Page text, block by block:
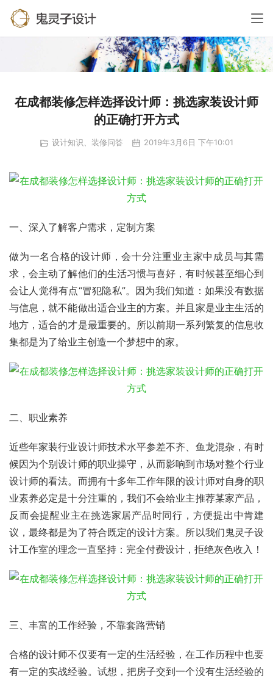
在成都装修怎样选择设计师：挑选家装设计师
的正确打开方式
设计知识、装修问答 2019年3月6日 下午10:01
一、深入了解客户需求，定制方案
做为一名合格的设计师，会十分注重业主家中成员与其需
求，会主动了解他们的生活习惯与喜好，有时候甚至细心到
会让人觉得有点“冒犯隐私”。因为我们知道：如果没有数据
与信息，就不能做出适合业主的方案。并且家是业主生活的
地方，适合的才是最重要的。所以前期一系列繁复的信息收
集都是为了给业主创造一个梦想中的家。
二、职业素养
近些年家装行业设计师技术水平参差不齐、鱼龙混杂，有时
候因为个别设计师的职业操守，从而影响到市场对整个行业
设计师的看法。而拥有十多年工作年限的设计师对自身的职
业素养必定是十分注重的，我们不会给业主推荐某家产品，
反而会提醒业主在挑选家居产品时同行，方便提出中肯建
议，最终都是为了符合既定的设计方案。所以我们鬼灵子设
计工作室的理念一直坚持：完全付费设计，拒绝灰色收入！
三、丰富的工作经验，不靠套路营销
合格的设计师不仅要有一定的生活经验，在工作历程中也要
有一定的实战经验。试想，把房子交到一个没有生活经验的